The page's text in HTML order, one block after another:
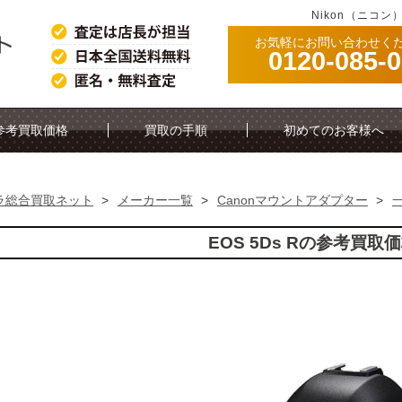
Nikon（ニコン
お気軽にお問い合わせく
0120-085-
考買取価格 買取の手順 初めてのお客様へ
総合買取ネット > メーカー一覧 > Canonマウントアダプター >
EOS 5Ds Rの参考買取